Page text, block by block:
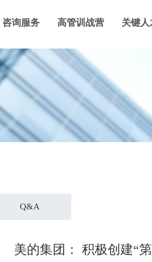
咨询服务 高管训战营 关键
Q&A
美的集团： 积极创建“